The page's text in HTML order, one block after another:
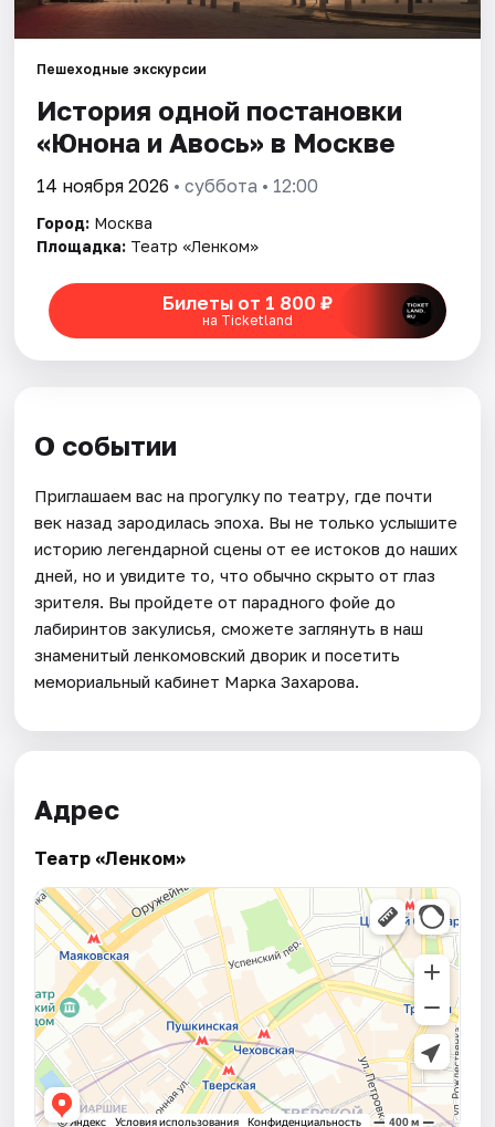
Площадки
Артисты
Пешеходные экскурсии
История одной постановки
«Юнона и Авось» в Москве
14 ноября 2026 • суббота • 12:00
Город: Москва
Площадка: Театр «Ленком»
Билеты от 1 800 ₽
на Ticketland
О событии
Приглашаем вас на прогулку по театру, где почти
век назад зародилась эпоха. Вы не только услышите
историю легендарной сцены от ее истоков до наших
дней, но и увидите то, что обычно скрыто от глаз
зрителя. Вы пройдете от парадного фойе до
лабиринтов закулисья, сможете заглянуть в наш
знаменитый ленкомовский дворик и посетить
мемориальный кабинет Марка Захарова.
Адрес
Театр «Ленком»